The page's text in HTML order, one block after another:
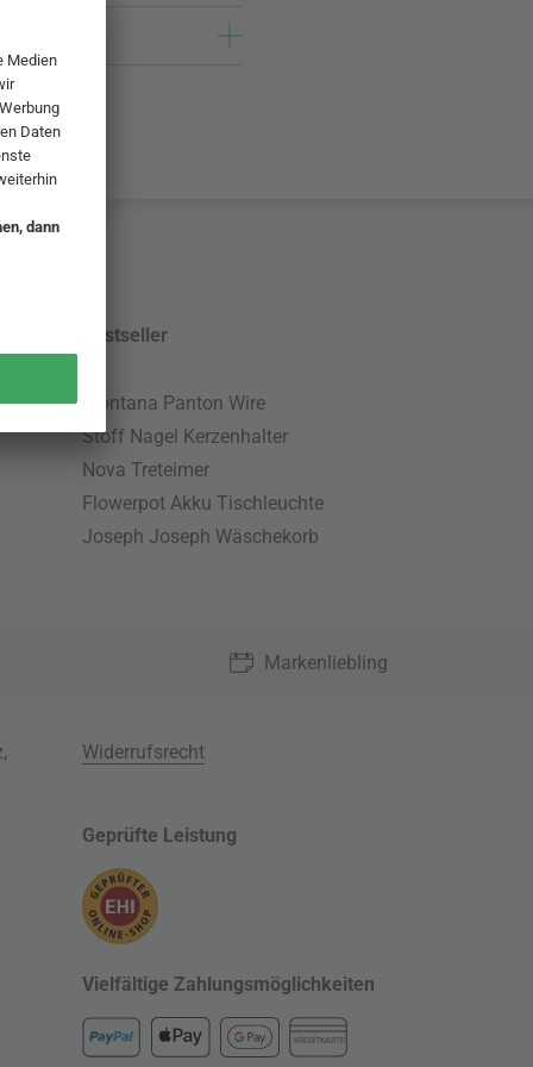
Bestseller
Montana Panton Wire
Stoff Nagel Kerzenhalter
Nova Treteimer
Flowerpot Akku Tischleuchte
Joseph Joseph Wäschekorb
Markenliebling
,
Widerrufsrecht
Geprüfte Leistung
Vielfältige Zahlungsmöglichkeiten
KREDITKARTE